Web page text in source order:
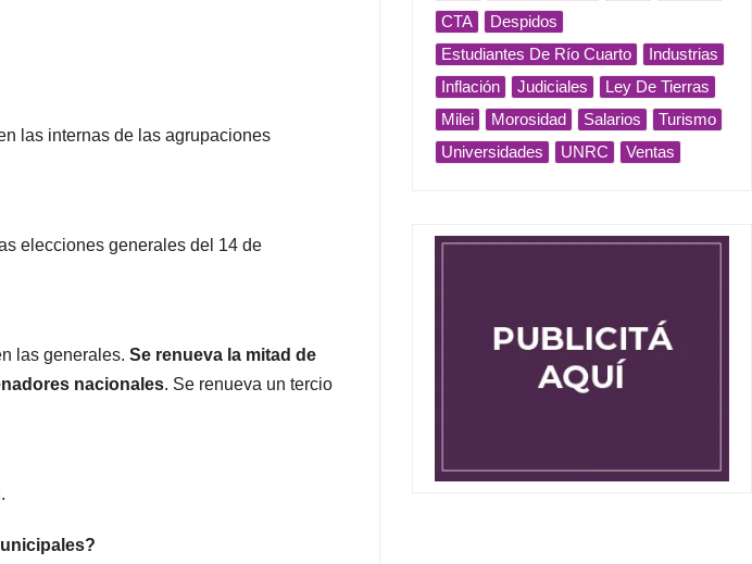
las internas de las agrupaciones
elecciones generales del 14 de
las generales. Se renueva la mitad de
nacionales. Se renueva un tercio
CTA
Despidos
Estudiantes De Río Cuarto
Industrias
Inflación
Judiciales
Ley De Tierras
Milei
Morosidad Salarios
Turismo
Universidades
UNRC Ventas